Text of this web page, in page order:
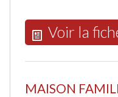
Voir la
MAISON